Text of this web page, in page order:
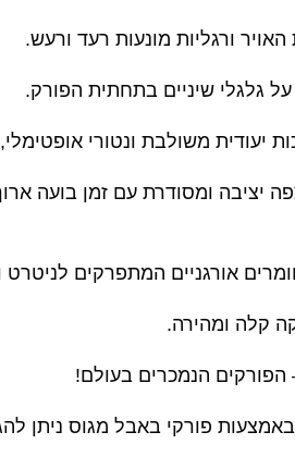
ורגליות מונעות רעד ורעש.
על גלגלי שיניים בתחתית הפורק.
יעודית משולבת ונטורי אופטימלי,
יציבה ומסודרת עם זמן בועה
אורגניים המתפרקים לניטרט
קלה ומהירה.
הנמכרים בעולם!